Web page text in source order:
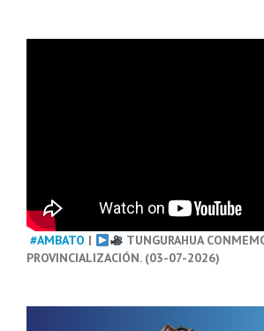
#AMBATO |
TUNGURAHUA
PROVINCIALIZACIÓN. (03-07-2026)